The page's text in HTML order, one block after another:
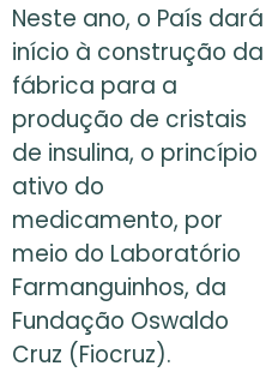
Neste ano, o País dará
início à construção da
fábrica para a
produção de cristais
de insulina, o princípio
ativo do
medicamento, por
meio do Laboratório
Farmanguinhos, da
Fundação Oswaldo
Cruz (Fiocruz).